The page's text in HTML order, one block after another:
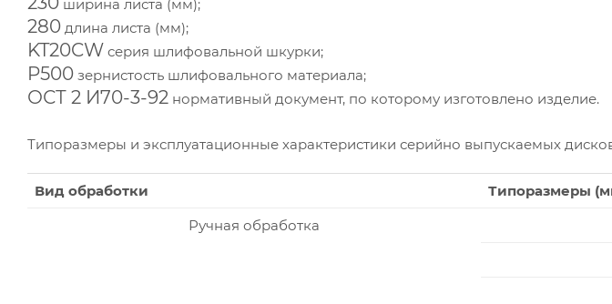
ширина листа (мм);
280 длина листа (мм);
KT20CW серия шлифовальной шкурки;
P500 зернистость шлифовального материала;
ОСТ 2 И70-3-92 нормативный документ, по которому изготовлено изделие.
Типоразмеры и эксплуатационные характеристики серийно выпускаемых
Вид обработки
Типоразмеры
Ручная обработка